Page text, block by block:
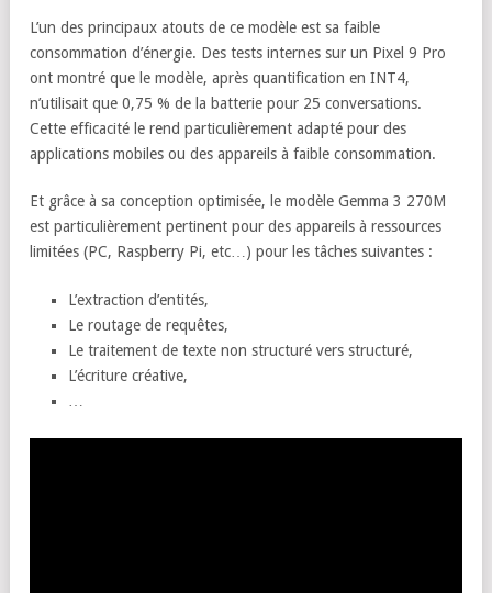
L’un des principaux atouts de ce modèle est sa faible
consommation d’énergie. Des tests internes sur un Pixel 9 Pro
ont montré que le modèle, après quantification en INT4,
n’utilisait que 0,75 % de la batterie pour 25 conversations.
Cette efficacité le rend particulièrement adapté pour des
applications mobiles ou des appareils à faible consommation.
Et grâce à sa conception optimisée, le modèle Gemma 3 270M
est particulièrement pertinent pour des appareils à ressources
limitées (PC, Raspberry Pi, etc…) pour les tâches suivantes :
L’extraction d’entités,
Le routage de requêtes,
Le traitement de texte non structuré vers structuré,
L’écriture créative,